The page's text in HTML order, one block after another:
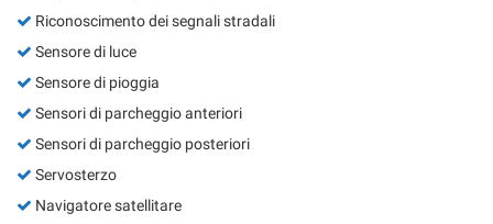
Riconoscimento dei segnali stradali
Sensore di luce
Sensore di pioggia
Sensori di parcheggio anteriori
Sensori di parcheggio posteriori
Servosterzo
Navigatore satellitare